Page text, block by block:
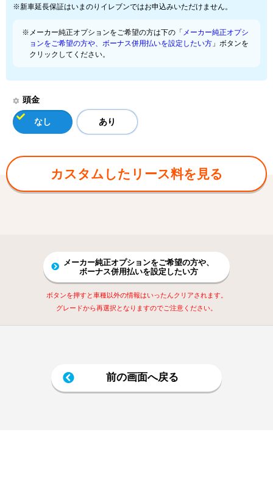
※新車延長保証はいまのりイレブンではお申込みいただけません。
※メーカー純正オプションをご希望の方は下の「 メーカー純正オプシ
ョンをご希望の方や、ボーナス併用払いを設定したい方 」ボタンを
クリックしてください。
頭金
なし あり
カスタムしたリース料を見る
メーカー純正オプションをご希望の方や、
ボーナス併用払いを設定したい方
ボタンを押すと車種以外の情報はいったんクリアされます。
グレードから再選択となりますのでご注意ください。
前の画面へ戻る